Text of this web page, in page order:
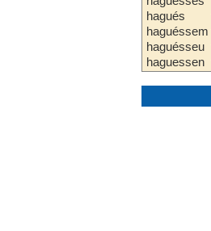
hagués
haguéssem
haguésseu
haguessen